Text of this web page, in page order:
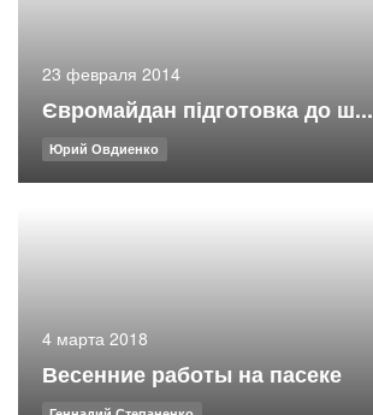
23 февраля 2014
Євромайдан підготовка до ш...
Юрий Овдиенко
4 марта 2018
Весенние работы на пасеке